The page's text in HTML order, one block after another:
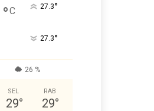
°C 27.3°
27.3°
26 %
SEL
29°
RAB
29°